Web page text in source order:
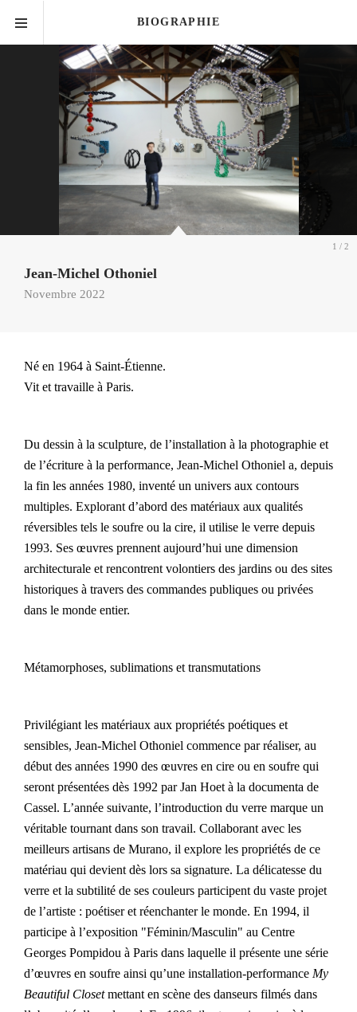
BIOGRAPHIE
1 / 2
Jean-Michel Othoniel
Novembre 2022
Né en 1964 à Saint-Étienne.
Vit et travaille à Paris.
Du dessin à la sculpture, de l’installation à la photographie et
de l’écriture à la performance, Jean-Michel Othoniel a, depuis
la fin les années 1980, inventé un univers aux contours
multiples. Explorant d’abord des matériaux aux qualités
réversibles tels le soufre ou la cire, il utilise le verre depuis
1993. Ses œuvres prennent aujourd’hui une dimension
architecturale et rencontrent volontiers des jardins ou des sites
historiques à travers des commandes publiques ou privées
dans le monde entier.
Métamorphoses, sublimations et transmutations
Privilégiant les matériaux aux propriétés poétiques et
sensibles, Jean-Michel Othoniel commence par réaliser, au
début des années 1990 des œuvres en cire ou en soufre qui
seront présentées dès 1992 par Jan Hoet à la documenta de
Cassel. L’année suivante, l’introduction du verre marque un
véritable tournant dans son travail. Collaborant avec les
meilleurs artisans de Murano, il explore les propriétés de ce
matériau qui devient dès lors sa signature. La délicatesse du
verre et la subtilité de ses couleurs participent du vaste projet
de l’artiste : poétiser et réenchanter le monde. En 1994, il
participe à l’exposition "Féminin/Masculin" au Centre
Georges Pompidou à Paris dans laquelle il présente une série
d’œuvres en soufre ainsi qu’une installation-performance My
Beautiful Closetmettant en scène des danseurs filmés dans